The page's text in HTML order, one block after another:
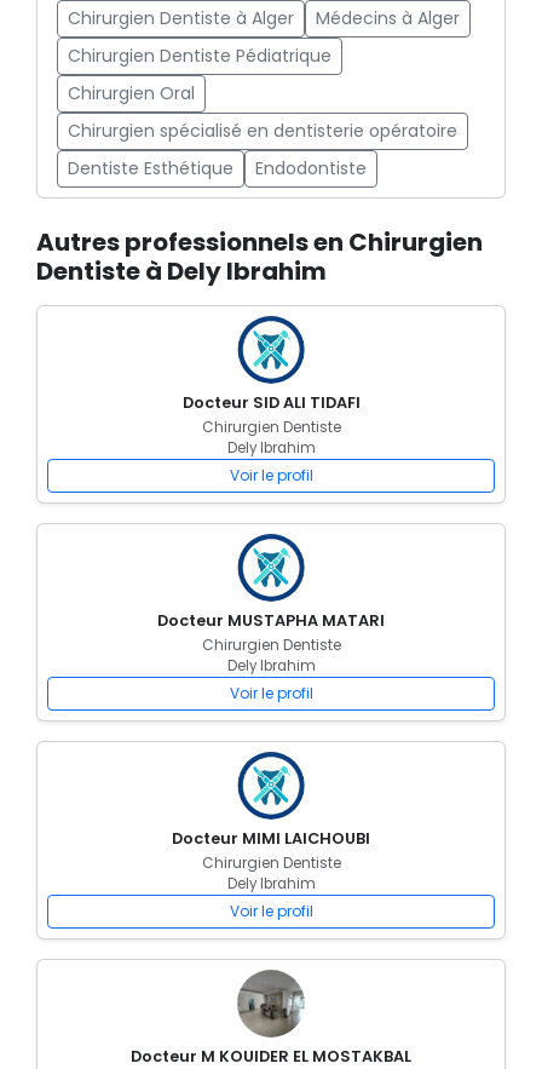
Chirurgien Dentiste à Alger
Médecins à Alger
Chirurgien Dentiste Pédiatrique
Chirurgien Oral
Chirurgien spécialisé en dentisterie opératoire
Dentiste Esthétique
Endodontiste
Autres professionnels en Chirurgien
Dentiste à Dely Ibrahim
Docteur SID ALI TIDAFI
Chirurgien Dentiste
Dely Ibrahim
Voir le profil
Docteur MUSTAPHA MATARI
Chirurgien Dentiste
Dely Ibrahim
Voir le profil
Docteur MIMI LAICHOUBI
Chirurgien Dentiste
Dely Ibrahim
Voir le profil
Docteur M KOUIDER EL MOSTAKBAL